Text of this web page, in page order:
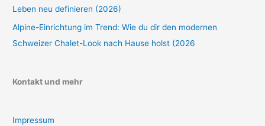
Leben neu definieren (2026)
Alpine-Einrichtung im Trend: Wie du dir den modernen
Schweizer Chalet-Look nach Hause holst (2026
Kontakt und mehr
Impressum